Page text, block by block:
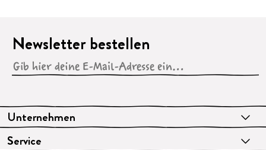
Unternehmen
Service
Newsletter bestellen